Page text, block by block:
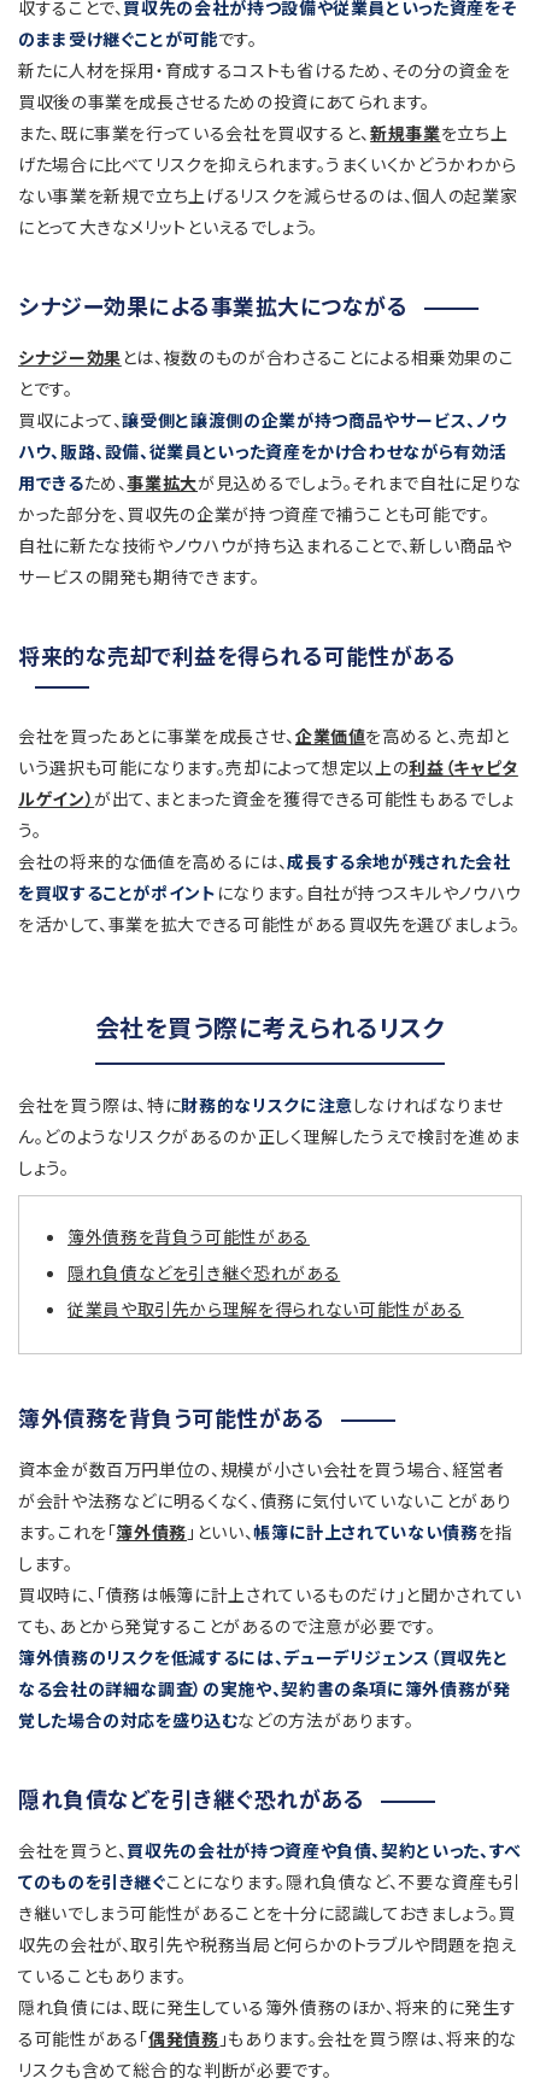
収することで、買収先の会社が持つ設備や従業員といった資産をそ
のまま受け継ぐことが可能です。
新たに人材を採用・育成するコストも省けるため、その分の資金を
買収後の事業を成長させるための投資にあてられます。
また、既に事業を行っている会社を買収すると、新規事業を立ち上
げた場合に比べてリスクを抑えられます。うまくいくかどうかわから
ない事業を新規で立ち上げるリスクを減らせるのは、個人の起業家
にとって大きなメリットといえるでしょう。
シナジー効果による事業拡大につながる
シナジー効果とは、複数のものが合わさることによる相乗効果のこ
とです。
買収によって、譲受側と譲渡側の企業が持つ商品やサービス、ノウ
ハウ、販路、設備、従業員といった資産をかけ合わせながら有効活
用できるため、事業拡大が見込めるでしょう。それまで自社に足りな
かった部分を、買収先の企業が持つ資産で補うことも可能です。
自社に新たな技術やノウハウが持ち込まれることで、新しい商品や
サービスの開発も期待できます。
将来的な売却で利益を得られる可能性がある
会社を買ったあとに事業を成長させ、企業価値を高めると、売却と
いう選択も可能になります。売却によって想定以上の利益（キャピタ
ルゲイン）が出て、まとまった資金を獲得できる可能性もあるでしょ
う。
会社の将来的な価値を高めるには、成長する余地が残された会社
を買収することがポイント になります。自社が持つスキルやノウハウ
を活かして、事業を拡大できる可能性がある買収先を選びましょう。
会社を買う際に考えられるリスク
会社を買う際は、特に財務的なリスクに注意しなければなりませ
ん。どのようなリスクがあるのか正しく理解したうえで検討を進めま
しょう。
簿外債務を背負う可能性がある
隠れ負債などを引き継ぐ恐れがある
従業員や取引先から理解を得られない可能性がある
簿外債務を背負う可能性がある
資本金が数百万円単位の、規模が小さい会社を買う場合、経営者
が会計や法務などに明るくなく、債務に気付いていないことがあり
ます。これを「簿外債務 」といい、帳簿に計上されていない債務を指
します。
買収時に、「債務は帳簿に計上されているものだけ」と聞かされてい
ても、あとから発覚することがあるので注意が必要です。
簿外債務のリスクを低減するには、デューデリジェンス（買収先と
なる会社の詳細な調査）の実施や、契約書の条項に簿外債務が発
覚した場合の対応を盛り込むなどの方法があります。
隠れ負債などを引き継ぐ恐れがある
会社を買うと、買収先の会社が持つ資産や負債、契約といった、すべ
てのものを引き継ぐことになります。隠れ負債など、不要な資産も引
き継いでしまう可能性があることを十分に認識しておきましょう。買
収先の会社が、取引先や税務当局と何らかのトラブルや問題を抱え
ていることもあります。
隠れ負債には、既に発生している簿外債務のほか、将来的に発生す
る可能性がある「偶発債務 」もあります。会社を買う際は、将来的な
リスクも含めて総合的な判断が必要です。